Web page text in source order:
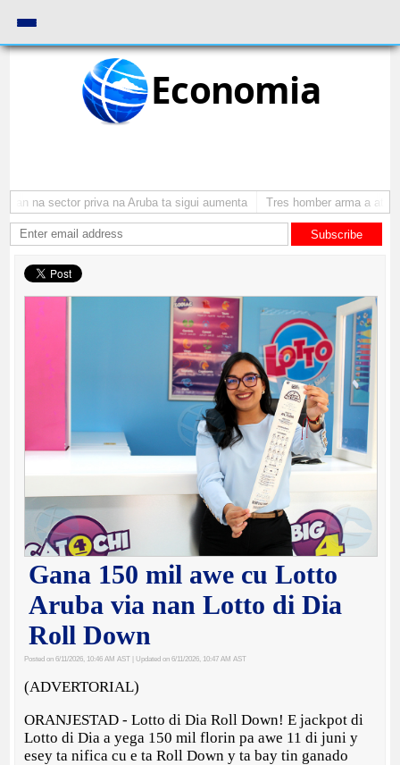
Economia
na sector priva na Aruba ta sigui aumenta Tres homber arma a
Subscribe
Gana 150 mil awe cu Lotto
Aruba via nan Lotto di Dia
Roll Down
Posted on 6/11/2026, 10:46 AM AST | Updated on 6/11/2026, 10:47 AM AST
(ADVERTORIAL)
ORANJESTAD - Lotto di Dia Roll Down! E jackpot di
Lotto di Dia a yega 150 mil florin pa awe 11 di juni y
esey ta nifica cu e ta Roll Down y ta bay tin ganado